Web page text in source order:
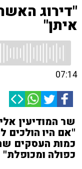
"דירוג
איתן"
07:14
שר המודיעין
"אם היו הולכים
כמות העסקים
כפולה ומכופלת"